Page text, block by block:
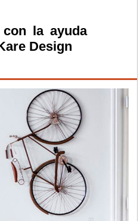
la ayuda
Design